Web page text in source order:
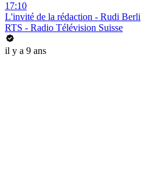
17:10
L'invité de la rédaction - Rudi Berli
RTS - Radio Télévision Suisse
il y a 9 ans